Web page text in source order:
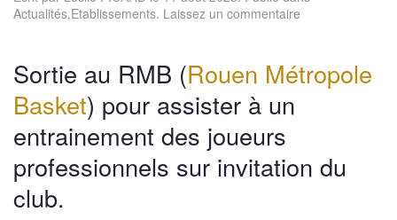
Actualités,Etablissements. Laissez un commentaire
Sortie au RMB (Rouen Métropole
Basket) pour assister à un
entrainement des joueurs
professionnels sur invitation du
club.